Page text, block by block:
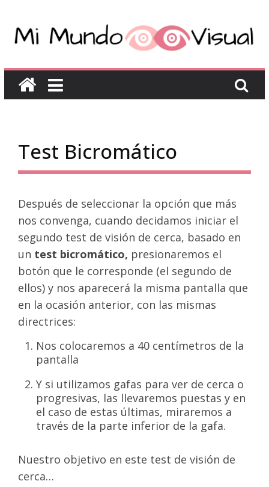
Test Bicromático
Después de seleccionar la opción que más
nos convenga, cuando decidamos iniciar el
segundo test de visión de cerca, basado en
un test bicromático, presionaremos el
botón que le corresponde (el segundo de
ellos) y nos aparecerá la misma pantalla que
en la ocasión anterior, con las mismas
directrices:
Nos colocaremos a 40 centímetros de la
pantalla
Y si utilizamos gafas para ver de cerca o
progresivas, las llevaremos puestas y en
el caso de estas últimas, miraremos a
través de la parte inferior de la gafa.
Nuestro objetivo en este test de visión de
cerca…